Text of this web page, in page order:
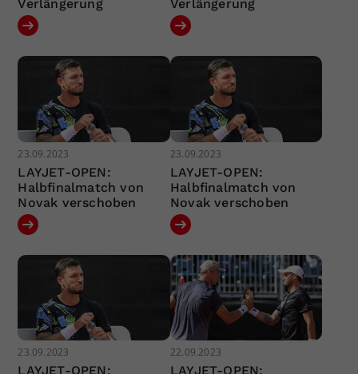
Verlängerung
Verlängerung
23.09.2023
LAYJET-OPEN:
Halbfinalmatch von
Novak verschoben
23.09.2023
LAYJET-OPEN:
Halbfinalmatch von
Novak verschoben
23.09.2023
LAYJET-OPEN:
22.09.2023
LAYJET-OPEN: